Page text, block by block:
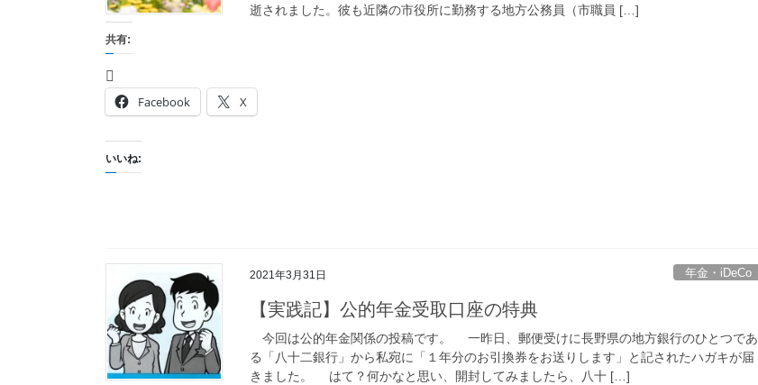
逝されました。彼も近隣の市役所に勤務する地方公務員（市職員 […]
共有:
Facebook X
いいね:
2021年3月31日 年金・iDeCo
【実践記】公的年金受取口座の特典
今回は公的年金関係の投稿です。 一昨日、郵便受けに長野県の地方銀行のひとつであ
る「八十二銀行」から私宛に「１年分のお引換券をお送りします」と記されたハガキが届
きました。 はて？何かなと思い、開封してみましたら、八十 […]